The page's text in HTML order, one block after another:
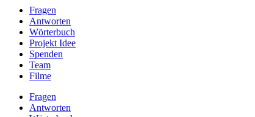
Fragen
Antworten
Wörterbuch
Projekt Idee
Spenden
Team
Filme
Fragen
Antworten